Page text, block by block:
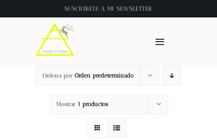
al
SUSCRÍBETE A MI NEWSLETTER
Toggle
Inicio
About
Tienda
Ordena por Orden predeterminado
Mostrar 1 productos